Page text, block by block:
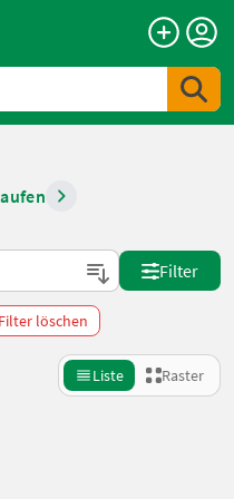
Filter
löschen
Liste Raster